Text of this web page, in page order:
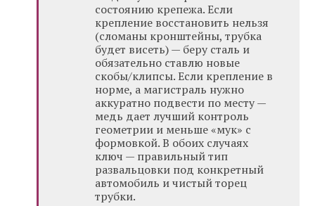
состоянию крепежа. Если
крепление восстановить нельзя
(сломаны кронштейны, трубка
будет висеть) — беру сталь и
обязательно ставлю новые
скобы/клипсы. Если крепление в
норме, а магистраль нужно
аккуратно подвести по месту —
медь дает лучший контроль
геометрии и меньше «мук» с
формовкой. В обоих случаях
ключ — правильный тип
развальцовки под конкретный
автомобиль и чистый торец
трубки.